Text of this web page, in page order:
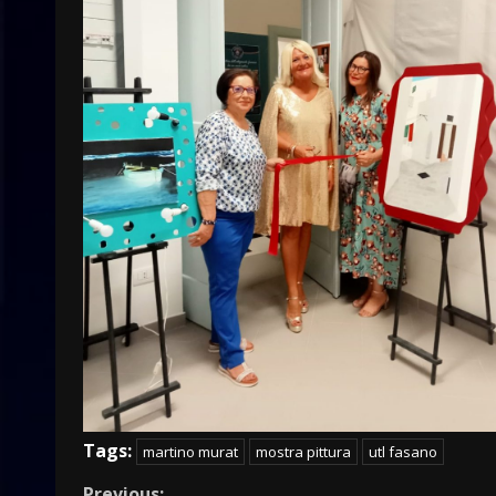
Tags: martino murat mostra pittura utl fasano